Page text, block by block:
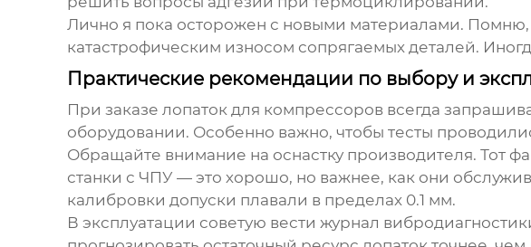
Лично я пока осторожен с новыми материалами. Помню,
катастрофическим износом сопрягаемых деталей.
Практические рекомендации по выбору и
При заказе лопаток для компрессороввсегда
оборудовании. Особенно важно, чтобы тесты
Обращайте внимание на оснастку производителя. Тот
станки с ЧПУ — это хорошо, но важнее, как они
калибровки допуски плавали в пределах 0.1 мм.
В эксплуатации советую вести журнал